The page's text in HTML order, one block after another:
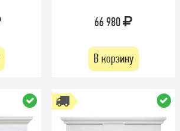
66 980
В корзину